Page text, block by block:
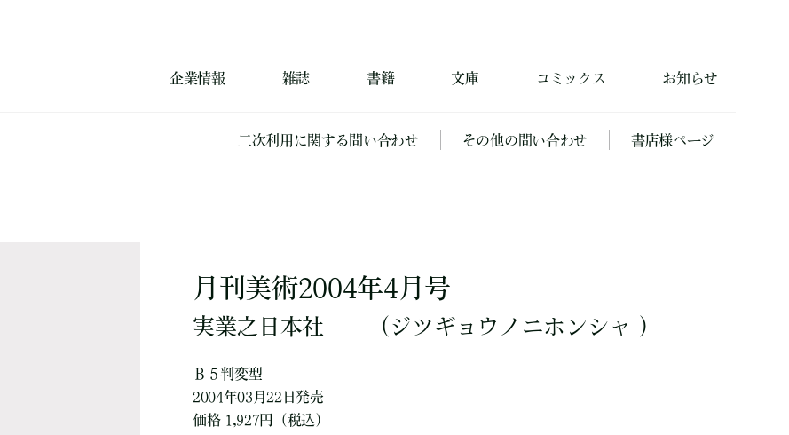
企業情報 雑誌 書籍 文庫 コミックス お知らせ
二次利用に関する問い合わせ その他の問い合わせ 書店様ページ
月刊美術2004年4月号
実業之日本社 （ジツギョウノニホンシャ ）
Ｂ５判変型
2004年03月22日発売
価格 1,927円（税込）